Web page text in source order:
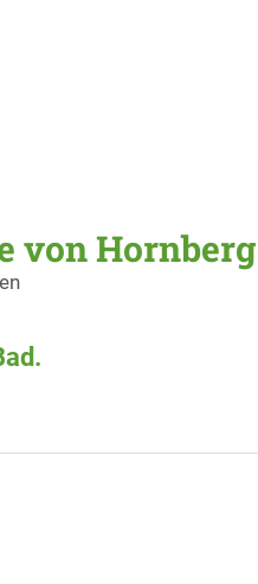
von Hornberg